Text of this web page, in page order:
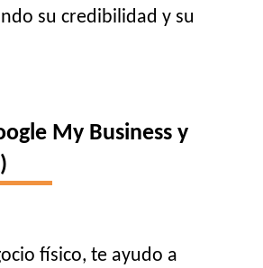
su credibilidad y su
My Business y
físico, te ayudo a